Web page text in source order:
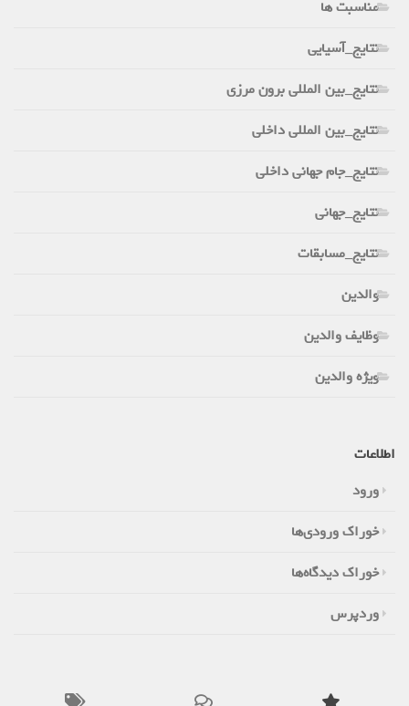
مناسبت ها
نتایج_آسیایی
نتایج_بین المللی برون مرزی
نتایج_بین المللی داخلی
نتایج_جام جهانی داخلی
نتایج_جهانی
نتایج_مسابقات
والدین
وظایف والدین
ویژه والدین
اطلاعات
ورود
خوراک ورودی‌ها
خوراک دیدگاه‌ها
وردپرس